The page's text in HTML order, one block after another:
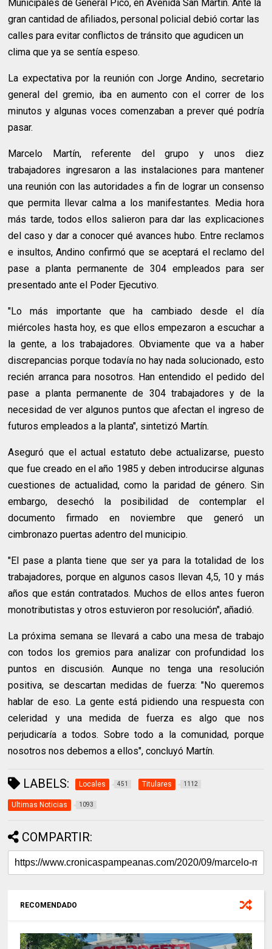
Municipales de General Pico, en Avenida San Martín. Ante la
gran cantidad de afiliados, personal policial debió cortar las
calles para evitar conflictos de tránsito que agudicen un
clima que ya se sentía espeso.
La expectativa por la reunión con Jorge Andino, secretario
general del gremio, iba en aumento con el correr de los
minutos y algunas voces comenzaban a prever qué podría
pasar.
Marcelo Martín, referente del grupo y unos diez
trabajadores ingresaron a las instalaciones para mantener
una reunión con las autoridades a fin de lograr un consenso
que permita llevar calma a los manifestantes. Media hora
más tarde, todos ellos salieron para dar las explicaciones
del caso y dar a conocer qué avances hubo. Entre reclamos
e insultos, Andino confirmó que se aceptará el reclamo del
pase a planta permanente de 304 empleados para ser
presentado ante el Poder Ejecutivo.
"Lo más importante que ha cambiado desde el día
miércoles hasta hoy, es que ellos empezaron a escuchar a
la gente, a los trabajadores. Obviamente que va a haber
discrepancias porque todavía no hay nada solucionado, esto
recién arranca para nosotros. Han entendido el pedido del
pase a planta permanente de 304 trabajadores y de la
necesidad de ver algunos puntos que afectan el ingreso de
futuros empleados a la planta", sintetizó Martín.
Aseguró que el actual estatuto debe actualizarse, puesto
que fue creado en el año 1985 y deben introducirse algunas
cuestiones de actualidad, como la paridad de género. Sin
embargo, desechó la posibilidad de contemplar el
documento firmado en noviembre que generó un
cimbronazo puertas adentro del municipio.
"El pase a planta tiene que ser ya para la totalidad de los
trabajadores, porque en algunos casos llevan 4,5, 10 y más
años que están contratados. Muchos de ellos antes fueron
monotributistas y otros estuvieron por resolución", añadió.
La próxima semana se llevará a cabo una mesa de trabajo
con todos los gremios para analizar con profundidad los
puntos en discusión. Aunque no tenga una resolución
positiva, se descartan medidas de fuerza: "No queremos
hablar de eso. La gente está pidiendo una respuesta con
celeridad y una medida de fuerza es algo que nos
perjudicaría a todos. Sobre todo a la comunidad, porque
nosotros nos debemos a ellos", concluyó Martín.
LABELS: Locales 451 Titulares 1112
Ultimas Noticias 1093
COMPARTIR:
RECOMENDADO